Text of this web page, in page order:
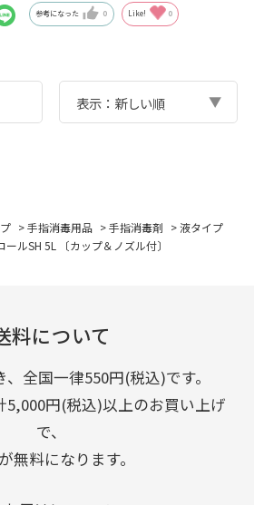
参考になった 0 Like! 0
表示：新しい順
>手指消毒用品 >手指消毒剤 >液タイプ
ルSH 5L 〔カップ＆ノズル付〕
料について
全国一律550円(税込)です。
5,000円(税込)以上のお買い上げ
で、
無料になります。